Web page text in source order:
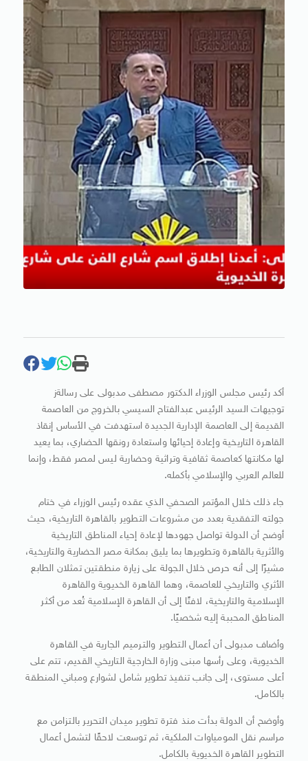
أكد رئيس مجلس الوزراء الدكتور مصطفى مدبولى على رسالةز
توجيهات السيد الرئيس عبدالفتاح السيسي بالخروج من العاصمة
القديمة إلى العاصمة الإدارية الجديدة استهدفت في الأساس إنقاذ
القاهرة التاريخية وإعادة إحيائها واستعادة رونقها الحضاري، بما يعيد
لها مكانتها كعاصمة ثقافية وتراثية وحضارية ليس لمصر فقط، وإنما
للعالم العربي والإسلامي بأكمله.
جاء ذلك خلال المؤتمر الصحفي الذي عقده رئيس الوزراء في ختام
جولته التفقدية بعدد من مشروعات التطوير بالقاهرة التاريخية، حيث
أوضح أن الدولة تواصل جهودها لإعادة إحياء المناطق التاريخية
والأثرية بالقاهرة وتطويرها بما يليق بمكانة مصر الحضارية والتاريخية،
مشيرًا إلى أنه حرص خلال الجولة على زيارة منطقتين تمثلان الطابع
الأثري والتاريخي للعاصمة، وهما القاهرة الخديوية والقاهرة
الإسلامية والتاريخية، لافتًا إلى أن القاهرة الإسلامية تُعد من أكثر
المناطق المحببة إليه شخصيًا.
وأضاف مدبولى أن أعمال التطوير والترميم الجارية في القاهرة
الخديوية، وعلى رأسها مبنى وزارة الخارجية التاريخي القديم، تتم على
أعلى مستوى، إلى جانب تنفيذ تطوير شامل لشوارع ومباني المنطقة
بالكامل.
وأوضح أن الدولة بدأت منذ فترة تطوير ميدان التحرير بالتزامن مع
مراسم نقل المومياوات الملكية، ثم توسعت لاحقًا لتشمل أعمال
التطوير القاهرة الخديوية بالكامل.